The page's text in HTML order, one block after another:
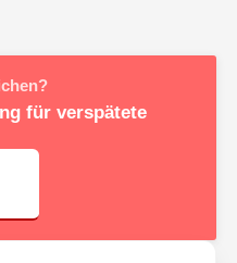
für verspätete